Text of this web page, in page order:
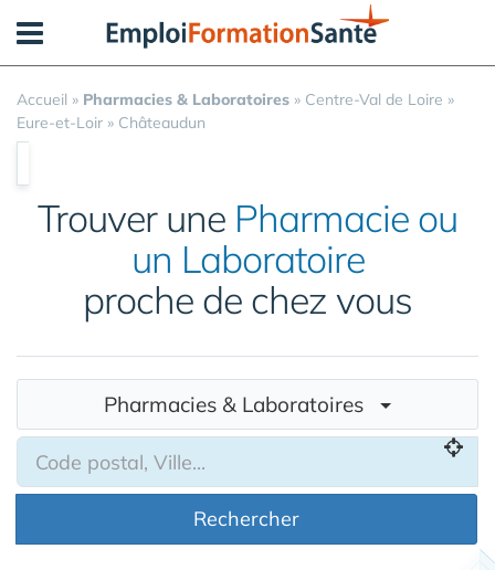
Accueil » Pharmacies & Laboratoires » Centre-Val de Loire »
Eure-et-Loir » Châteaudun
Trouver une Pharmacie ou
un Laboratoire
proche de chez vous
Pharmacies & Laboratoires
Rechercher